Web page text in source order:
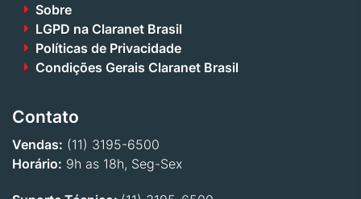
Sobre
LGPD na Claranet Brasil
Políticas de Privacidade
Condições Gerais Claranet Brasil
Contato
Vendas: (11) 3195-6500
Horário: 9h as 18h, Seg-Sex